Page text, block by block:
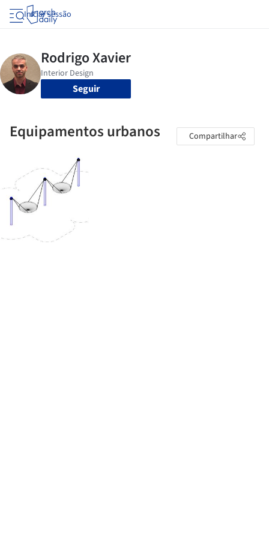
Iniciar sessão
Seguir
Equipamentos urbanos Compartilhar